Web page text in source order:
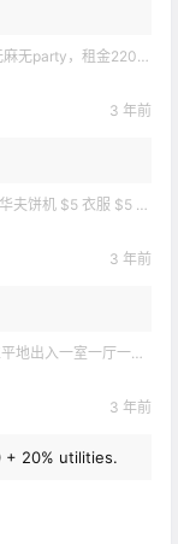
水电有意短信联系2508858496
3 年前
滑雪手套 $10 宜家衣物收纳 .
3 年前
钟到公车站和商业圈 有后花园和.
3 年前
+ 20% utilities.